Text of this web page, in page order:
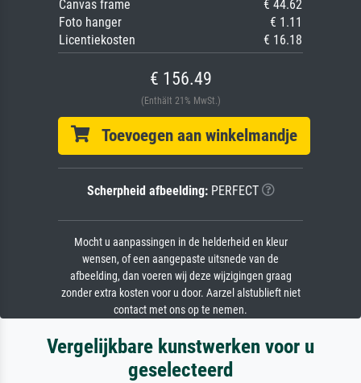
Canvas frame
€ 44.62
Foto hanger
€ 1.11
Licentiekosten
€ 16.18
€ 156.49
(Enthält 21% MwSt.)
Toevoegen aan winkelmandje
Scherpheid afbeelding:PERFECT
Mocht u aanpassingen in de helderheid en kleur
wensen, of een aangepaste uitsnede van de
afbeelding, dan voeren wij deze wijzigingen graag
zonder extra kosten voor u door. Aarzel alstublieft niet
contact met ons op te nemen.
Vergelijkbare kunstwerken voor u
geselecteerd